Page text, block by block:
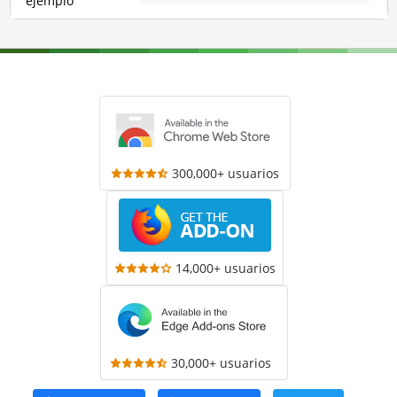
300,000+ usuarios
14,000+ usuarios
30,000+ usuarios